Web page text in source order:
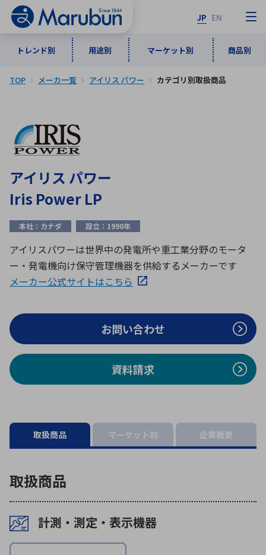
JP EN
トレンド別 用途別 マーケット別 商品別
トレンド別
インダストリアルDXソリューション
5G・Local 5G
ワイヤレス給電
ロボティクス（AI）
データセンタ・クラウド
ミリ波レーダー
ブログ｜ここから始まる最新技術
用途別
通信・ネットワーク
監視・セキュリティ
計測・検出
品質管理・検査
接着・接合
製品製造・加工
レーダ・衛星通信
シミュレーター
マーケット別
自動車
民生 医療
商品別
半導体・電子部品
ICTソリューション 組立・ロボティクス
レーザー・光学部品 組込コンピュータ
メーカ一覧
50音順
な行
は行
ら行
わ行
アルファベット順
B
M
N O
P
U
V W
X
TOP メーカ一覧 アイリス パワー カテゴリ別取扱商品
アイリス パワー
Iris Power LP
本社：カナダ 設立：1990年
アイリスパワーは世界中の発電所や重工業分野のモータ
ー・発電機向け保守管理機器を供給するメーカーです
メーカー公式サイトはこちら
お問い合わせ
資料請求
取扱商品 マーケット別 企業概要
取扱商品
計測・測定・表示機器